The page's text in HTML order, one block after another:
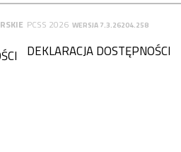
PCSS 2026 WERSJA 7.3.26204.258
DEKLARACJA DOSTĘPNOŚCI